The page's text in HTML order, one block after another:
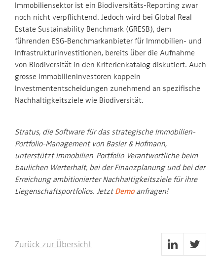
Immobiliensektor ist ein Biodiversitäts-Reporting zwar
noch nicht verpflichtend. Jedoch wird bei Global Real
Estate Sustainability Benchmark (GRESB), dem
führenden ESG-Benchmarkanbieter für Immobilien- und
Infrastrukturinvestitionen, bereits über die Aufnahme
von Biodiversität in den Kriterienkatalog diskutiert. Auch
grosse Immobilieninvestoren koppeln
Investmententscheidungen zunehmend an spezifische
Nachhaltigkeitsziele wie Biodiversität.
Stratus, die Software für das strategische Immobilien-
Portfolio-Management von Basler & Hofmann,
unterstützt Immobilien-Portfolio-Verantwortliche beim
baulichen Werterhalt, bei der Finanzplanung und bei der
Erreichung ambitionierter Nachhaltigkeitsziele für ihre
Liegenschaftsportfolios. JetztDemoanfragen!
Zurück zur Übersicht